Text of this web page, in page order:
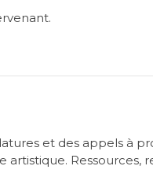
et des appels à
Ressources,